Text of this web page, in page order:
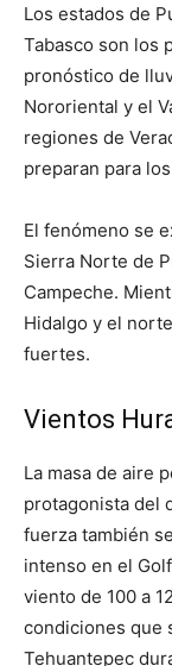
Los estados de
Tabasco son los
pronóstico de
Nororiental y el
regiones de
preparan para
El fenómeno se
Sierra Norte de
Campeche.
Hidalgo y el
fuertes.
Vientos
La masa de aire
protagonista del
fuerza también
intenso en el
viento de 100 a
condiciones que
Tehuantepec